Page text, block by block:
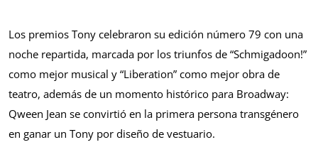
Los premios Tony celebraron su edición número 79 con una
noche repartida, marcada por los triunfos de “Schmigadoon!”
como mejor musical y “Liberation” como mejor obra de
teatro, además de un momento histórico para Broadway:
Qween Jean se convirtió en la primera persona transgénero
en ganar un Tony por diseño de vestuario.